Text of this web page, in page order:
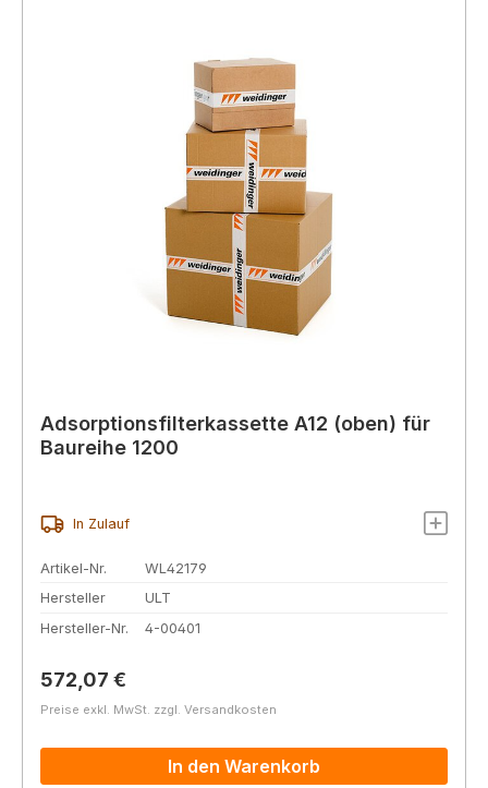
Adsorptionsfilterkassette A12 (oben) für
Baureihe 1200
In Zulauf
Artikel-Nr.
WL42179
Hersteller
ULT
Hersteller-Nr.
4-00401
Regulärer Preis:
572,07 €
Preise exkl. MwSt. zzgl. Versandkosten
In den Warenkorb